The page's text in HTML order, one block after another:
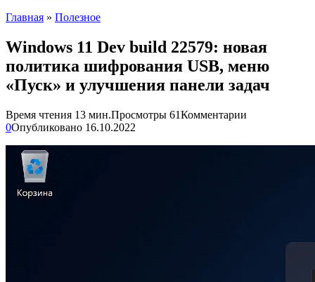
Главная » Полезное
Windows 11 Dev build 22579: новая
политика шифрования USB, меню
«Пуск» и улучшения панели задач
Время чтения 13 мин.Просмотры 61Комментарии
0Опубликовано 16.10.2022